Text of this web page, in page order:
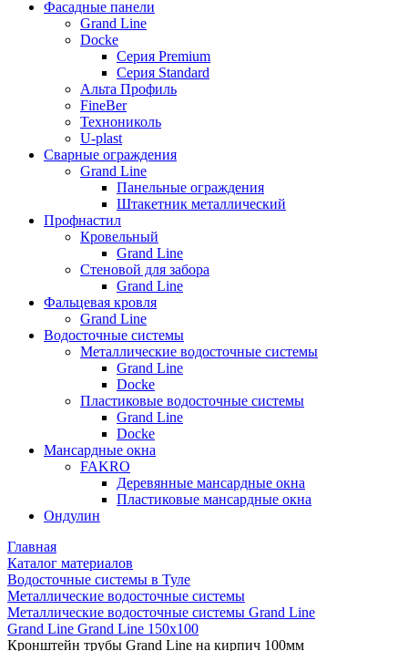
Фасадные панели
Grand Line
Docke
Серия Premium
Серия Standard
Альта Профиль
FineBer
Технониколь
U-plast
Сварные ограждения
Grand Line
Панельные ограждения
Штакетник металлический
Профнастил
Кровельный
Grand Line
Стеновой для забора
Grand Line
Фальцевая кровля
Grand Line
Водосточные системы
Металлические водосточные системы
Grand Line
Docke
Пластиковые водосточные системы
Grand Line
Docke
Мансардные окна
FAKRO
Деревянные мансардные окна
Пластиковые мансардные окна
Ондулин
Главная
Каталог материалов
Водосточные системы в Туле
Металлические водосточные системы
Металлические водосточные системы Grand Line
Grand Line Grand Line 150x100
Кронштейн трубы Grand Line на кирпич 100мм